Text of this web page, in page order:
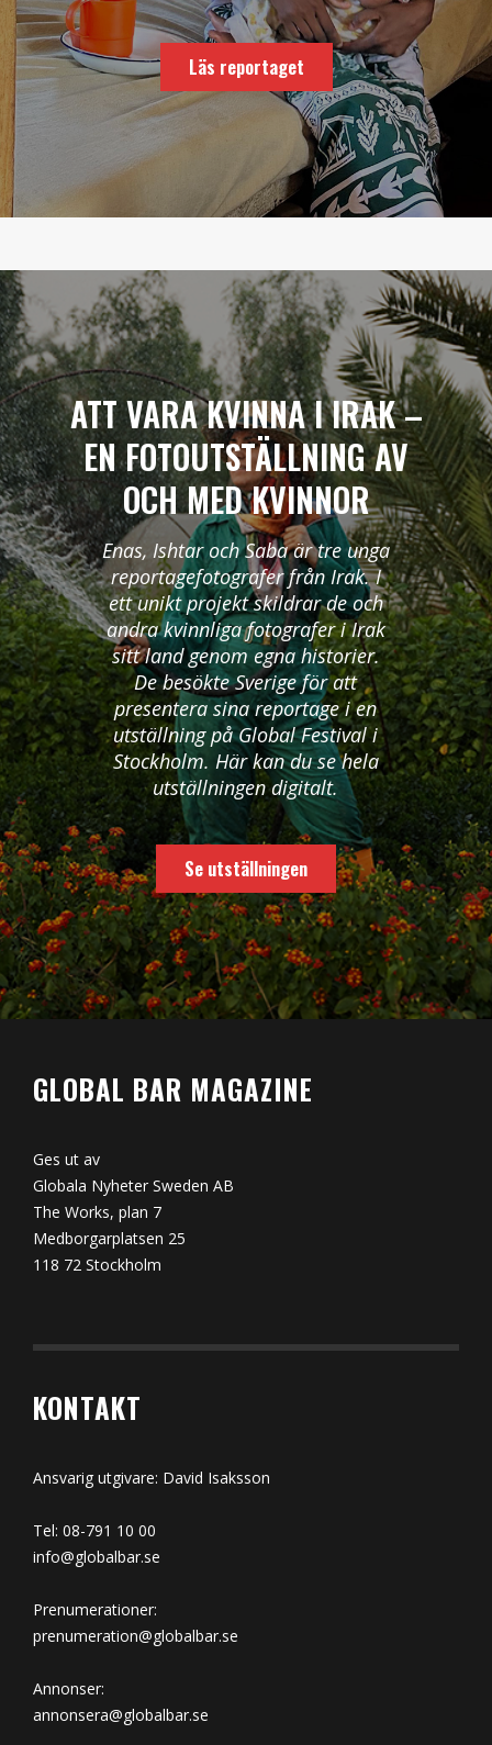
Läs reportaget
ATT VARA KVINNA I IRAK –
EN FOTOUTSTÄLLNING AV
OCH MED KVINNOR
Enas, Ishtar och Saba är tre unga
reportagefotografer från Irak. I
ett unikt projekt skildrar de och
andra kvinnliga fotografer i Irak
sitt land genom egna historier.
De besökte Sverige för att
presentera sina reportage i en
utställning på Global Festival i
Stockholm. Här kan du se hela
utställningen digitalt.
Se utställningen
GLOBAL BAR MAGAZINE
Ges ut av
Globala Nyheter Sweden AB
The Works, plan 7
Medborgarplatsen 25
118 72 Stockholm
KONTAKT
Ansvarig utgivare: David Isaksson
Tel: 08-791 10 00
info@globalbar.se
Prenumerationer:
prenumeration@globalbar.se
Annonser:
annonsera@globalbar.se